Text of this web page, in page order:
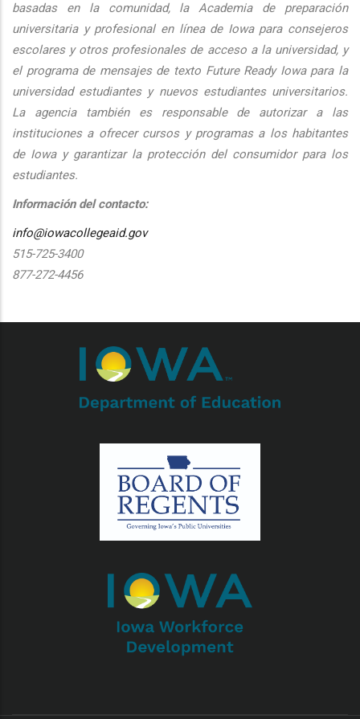
basadas en la comunidad, la Academia de preparación
universitaria y profesional en línea de Iowa para consejeros
escolares y otros profesionales de acceso a la universidad, y
el programa de mensajes de texto Future Ready Iowa para la
universidad estudiantes y nuevos estudiantes universitarios.
La agencia también es responsable de autorizar a las
instituciones a ofrecer cursos y programas a los habitantes
de Iowa y garantizar la protección del consumidor para los
estudiantes.
Información del contacto:
info@iowacollegeaid.gov
515-725-3400
877-272-4456